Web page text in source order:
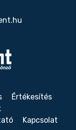
Értékesítés
Kapcsolat